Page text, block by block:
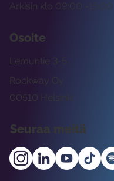
Arkisin klo 09:00 -15:00
Osoite
Rockway Oy
Lemuntie 3-5
00510 Helsinki
Seuraa meitä